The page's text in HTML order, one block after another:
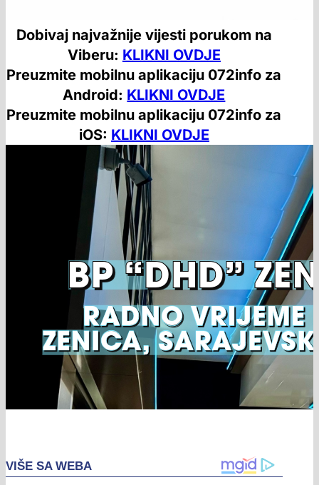
Dobivaj najvažnije vijesti porukom na
Viberu: KLIKNI OVDJE
Preuzmite mobilnu aplikaciju 072info za
Android: KLIKNI OVDJE
Preuzmite mobilnu aplikaciju 072info za
iOS: KLIKNI OVDJE